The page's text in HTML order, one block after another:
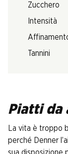
Zucchero
Intensità
Tannini
Piatti da
La vita è troppo
perché Denner